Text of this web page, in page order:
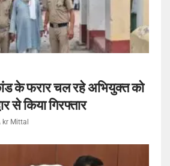
के फरार चल रहे अभियुक्त को
से किया गिरफ्तार
kr Mittal